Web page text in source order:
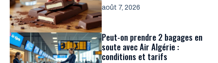
août 7, 2026
Peut-on prendre 2 bagages en
soute avec Air Algérie :
conditions et tarifs